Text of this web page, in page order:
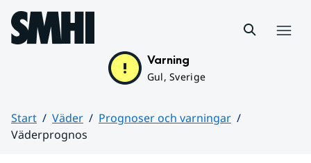
Hoppa till sidans innehåll
Varning
Gul, Sverige
Start Väder
Prognoser och varningar
Väderprognos